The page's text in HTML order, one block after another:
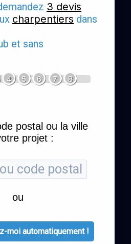
3 devis
charpentiers dans
et sans
4 5 6 7 8
postal ou la ville
projet :
ou
moi automatiquement !